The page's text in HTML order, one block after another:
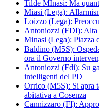
Tilde MInasi: Ma
Miasi (Lega):
Loizzo (Lega):
Antoniozzi (FDI): Alta
Minasi (Lega): Piazza
Baldino (M5S):
ora il Governo
Antoniozzi (Fdi): Su
intelligenti del PD
Orrico (M5S): Si apra
abitativa a Cosenza
Cannizzaro (FI):